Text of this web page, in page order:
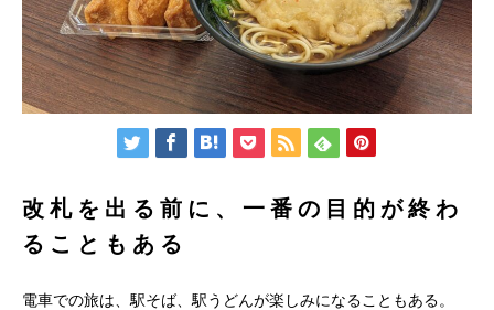
改札を出る前に、一番の目的が終わ
ることもある
電車での旅は、駅そば、駅うどんが楽しみになることもある。